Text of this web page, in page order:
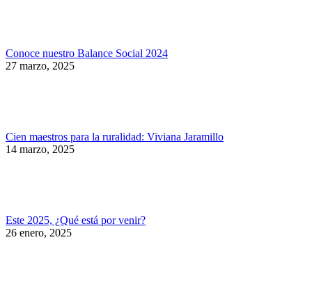
Conoce nuestro Balance Social 2024
27 marzo, 2025
Cien maestros para la ruralidad: Viviana Jaramillo
14 marzo, 2025
Este 2025, ¿Qué está por venir?
26 enero, 2025